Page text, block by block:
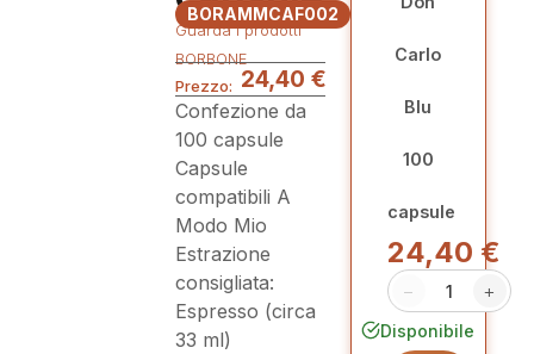
BORAMMCAF002
Guarda i prodotti
BORBONE
Prezzo: 24,40 €
Confezione da
100 capsule
Capsule
compatibili A
Modo Mio
Estrazione
consigliata:
Espresso (circa
33 ml)
Carlo
Blu
100
capsule
24,40 €
− +
Disponibile